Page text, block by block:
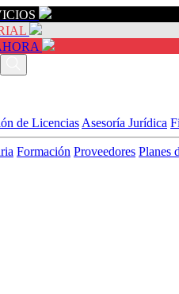
de Licencias Asesoría Jurídica
Formación Proveedores Planes